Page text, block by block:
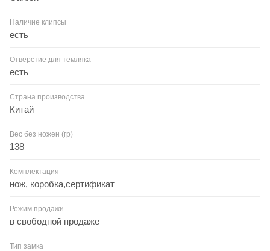
Наличие клипсы
есть
Отверстие для темляка
есть
Страна производства
Китай
Вес без ножен (гр)
138
Комплектация
нож, коробка,сертификат
Режим продажи
в свободной продаже
Тип замка